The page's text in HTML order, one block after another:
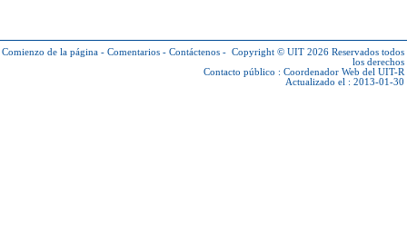
Comienzo de la página - Comentarios - Contáctenos - Copyright © UIT 2026 Reservados todos
los derechos
Contacto público : Coordenador Web del UIT-R
Actualizado el : 2013-01-30